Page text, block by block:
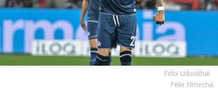
Felix Uduokhai
Felix Nmecha